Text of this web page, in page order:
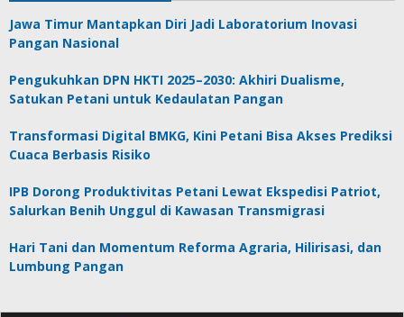
Jawa Timur Mantapkan Diri Jadi Laboratorium Inovasi
Pangan Nasional
Pengukuhkan DPN HKTI 2025–2030: Akhiri Dualisme,
Satukan Petani untuk Kedaulatan Pangan
Transformasi Digital BMKG, Kini Petani Bisa Akses Prediksi
Cuaca Berbasis Risiko
IPB Dorong Produktivitas Petani Lewat Ekspedisi Patriot,
Salurkan Benih Unggul di Kawasan Transmigrasi
Hari Tani dan Momentum Reforma Agraria, Hilirisasi, dan
Lumbung Pangan